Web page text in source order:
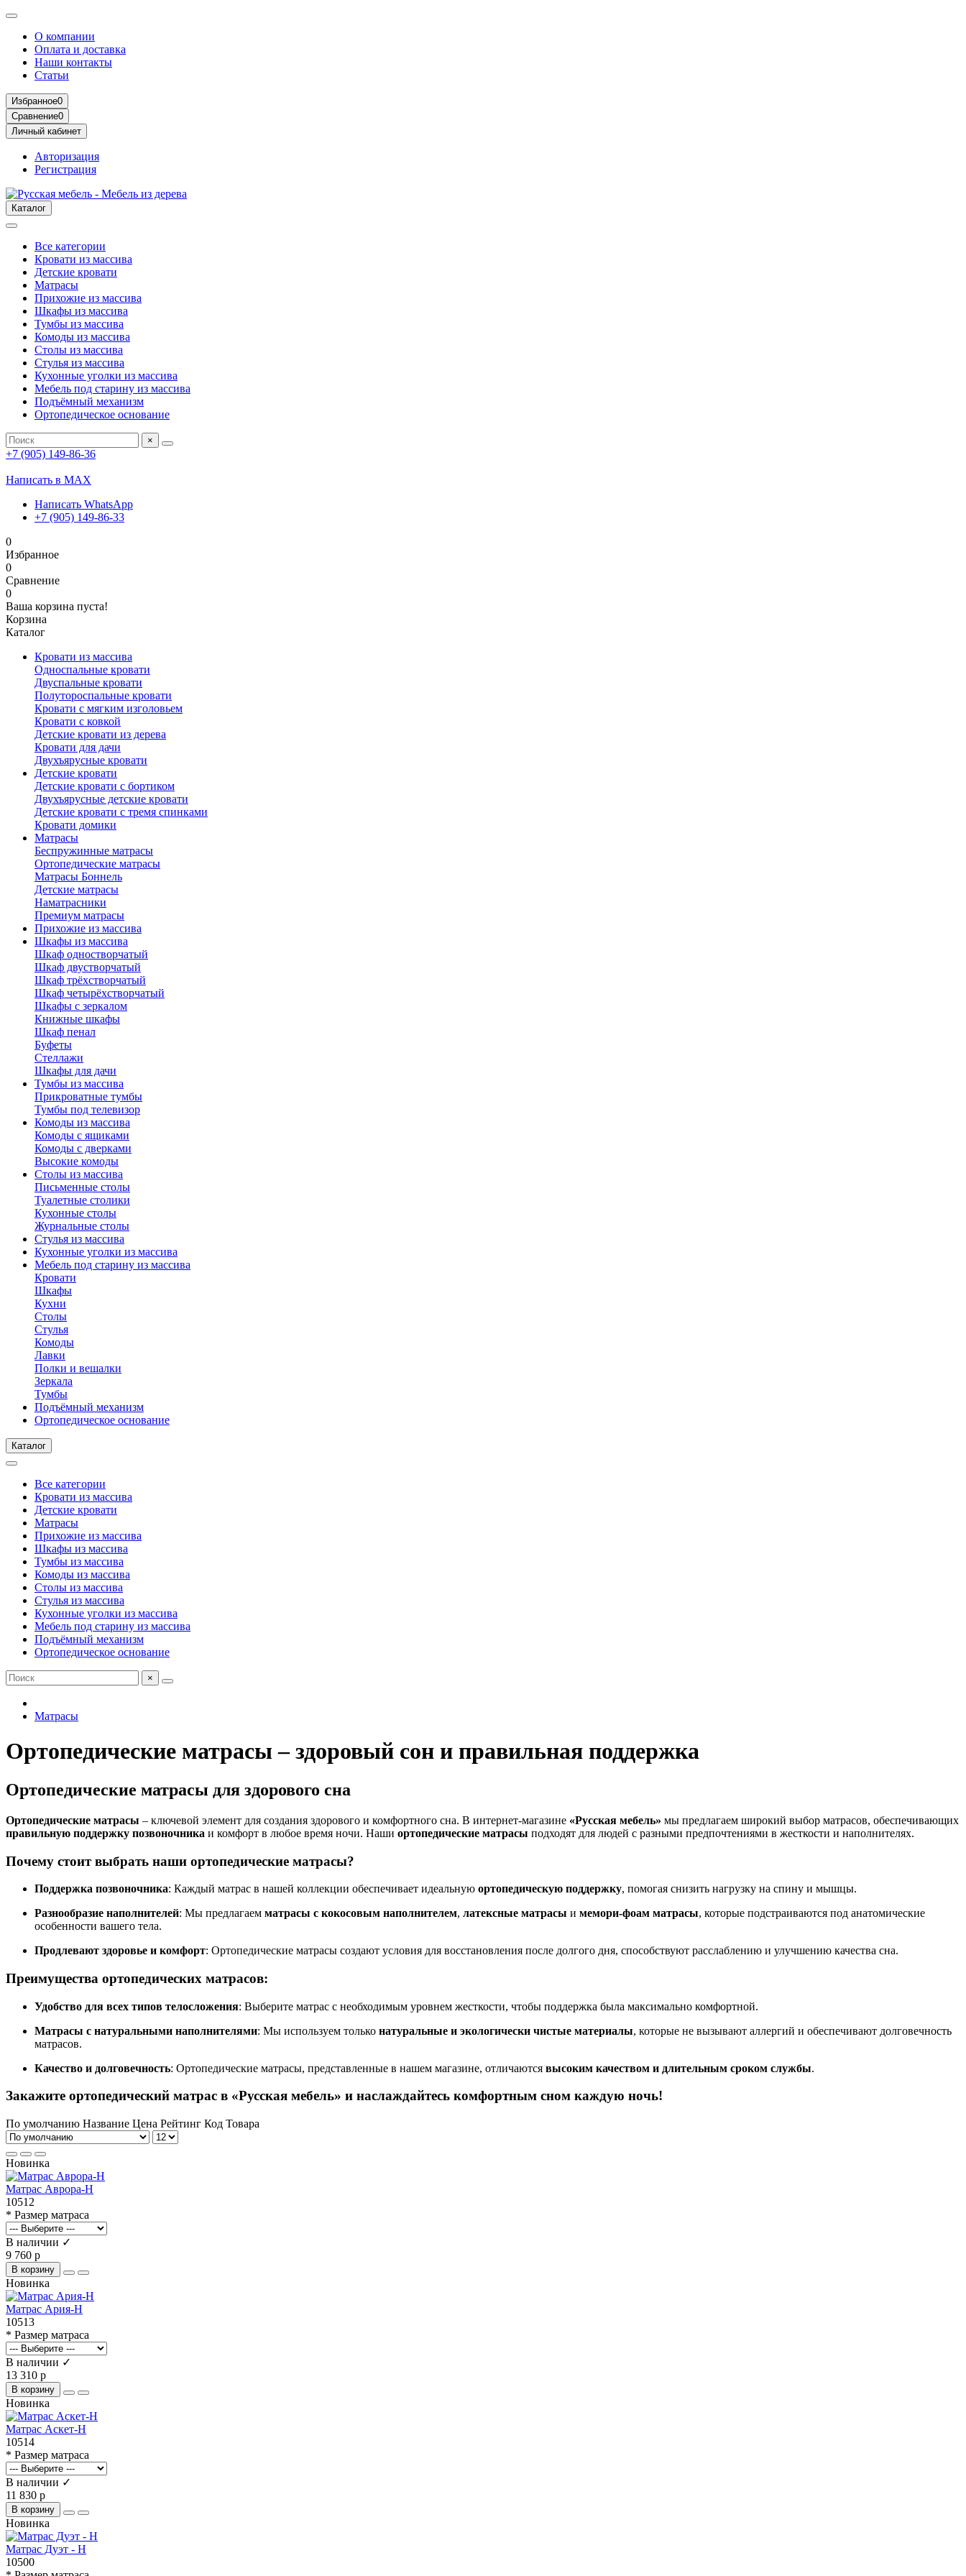
О компании
Оплата и доставка
Наши контакты
Статьи
Избранное0
Сравнение0
Личный кабинет
Авторизация
Регистрация
Каталог
Все категории
Кровати из массива
Детские кровати
Матрасы
Прихожие из массива
Шкафы из массива
Тумбы из массива
Комоды из массива
Столы из массива
Стулья из массива
Кухонные уголки из массива
Мебель под старину из массива
Подъёмный механизм
Ортопедическое основание
×
+7 (905) 149-86-36
Написать в MAX
Написать WhatsApp
+7 (905) 149-86-33
0
Избранное
0
Сравнение
0
Ваша корзина пуста!
Корзина
Каталог
Кровати из массива
Односпальные кровати
Двуспальные кровати
Полутороспальные кровати
Кровати с мягким изголовьем
Кровати с ковкой
Детские кровати из дерева
Кровати для дачи
Двухъярусные кровати
Детские кровати
Детские кровати с бортиком
Двухъярусные детские кровати
Детские кровати с тремя спинками
Кровати домики
Матрасы
Беспружинные матрасы
Ортопедические матрасы
Матрасы Боннель
Детские матрасы
Наматрасники
Премиум матрасы
Прихожие из массива
Шкафы из массива
Шкаф одностворчатый
Шкаф двустворчатый
Шкаф трёхстворчатый
Шкаф четырёхстворчатый
Шкафы с зеркалом
Книжные шкафы
Шкаф пенал
Буфеты
Стеллажи
Шкафы для дачи
Тумбы из массива
Прикроватные тумбы
Тумбы под телевизор
Комоды из массива
Комоды с ящиками
Комоды с дверками
Высокие комоды
Столы из массива
Письменные столы
Туалетные столики
Кухонные столы
Журнальные столы
Стулья из массива
Кухонные уголки из массива
Мебель под старину из массива
Кровати
Шкафы
Кухни
Столы
Стулья
Комоды
Лавки
Полки и вешалки
Зеркала
Тумбы
Подъёмный механизм
Ортопедическое основание
Каталог
Все категории
Кровати из массива
Детские кровати
Матрасы
Прихожие из массива
Шкафы из массива
Тумбы из массива
Комоды из массива
Столы из массива
Стулья из массива
Кухонные уголки из массива
Мебель под старину из массива
Подъёмный механизм
Ортопедическое основание
×
Матрасы
Ортопедические матрасы – здоровый сон и правильная поддержка
Ортопедические матрасы для здорового сна
Ортопедические матрасы – ключевой элемент для создания здорового и комфортного сна. В интернет-магазине «Русская мебель» мы предлагаем широкий выбор матрасов, обеспечивающих
правильную поддержку позвоночника и комфорт в любое время ночи. Наши ортопедические матрасы подходят для людей с разными предпочтениями в жесткости и наполнителях.
Почему стоит выбрать наши ортопедические матрасы?
Поддержка позвоночника: Каждый матрас в нашей коллекции обеспечивает идеальную ортопедическую поддержку, помогая снизить нагрузку на спину и мышцы.
Разнообразие наполнителей: Мы предлагаем матрасы с кокосовым наполнителем, латексные матрасы и мемори-фоам матрасы, которые подстраиваются под анатомические
особенности вашего тела.
Продлевают здоровье и комфорт: Ортопедические матрасы создают условия для восстановления после долгого дня, способствуют расслаблению и улучшению качества сна.
Преимущества ортопедических матрасов:
Удобство для всех типов телосложения: Выберите матрас с необходимым уровнем жесткости, чтобы поддержка была максимально комфортной.
Матрасы с натуральными наполнителями: Мы используем только натуральные и экологически чистые материалы, которые не вызывают аллергий и обеспечивают долговечность
матрасов.
Качество и долговечность: Ортопедические матрасы, представленные в нашем магазине, отличаются высоким качеством и длительным сроком службы.
Закажите ортопедический матрас в «Русская мебель» и наслаждайтесь комфортным сном каждую ночь!
По умолчанию Название Цена Рейтинг Код Товара
Новинка
Матрас Аврора-Н
10512
* Размер матраса
В наличии ✓
9 760 р
В корзину
Новинка
Матрас Ария-Н
10513
* Размер матраса
В наличии ✓
13 310 р
В корзину
Новинка
Матрас Аскет-Н
10514
* Размер матраса
В наличии ✓
11 830 р
В корзину
Новинка
Матрас Дуэт - Н
10500